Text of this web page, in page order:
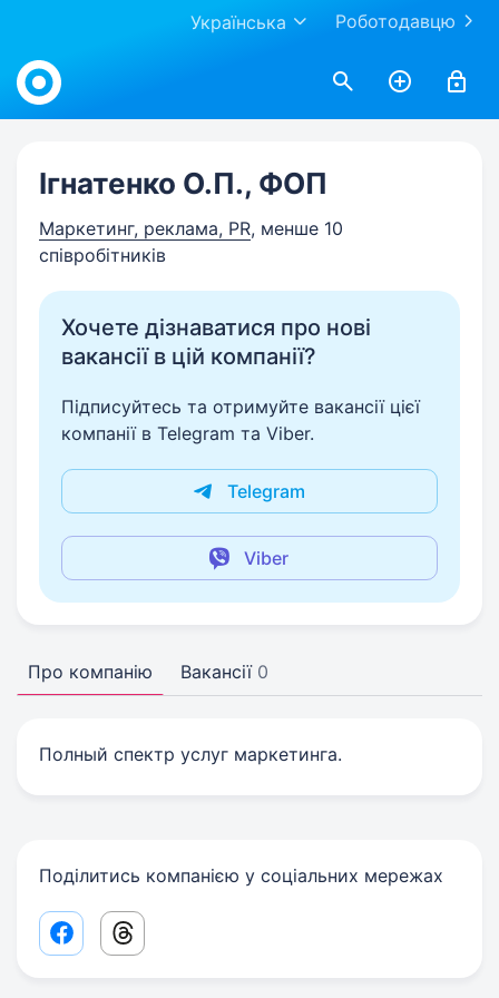
Роботодавцю
Українська
Work.ua
Ігнатенко О.П., ФОП
Маркетинг, реклама, PR, менше 10
співробітників
Хочете дізнаватися про нові
вакансії в цій компанії?
Підписуйтесь та отримуйте вакансії цієї
компанії в Telegram та Viber.
Telegram
Viber
Про компанію Вакансії 0
Полный спектр услуг маркетинга.
Поділитись компанією у соціальних мережах
Facebook share link
Threads share link